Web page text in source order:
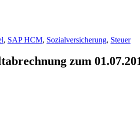
, SAP HCM, Sozialversicherung, Steuer
zum